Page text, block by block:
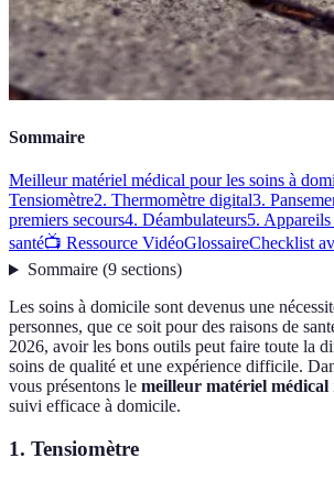
Sommaire
Meilleur matériel médical pour les soins à
Tensiomètre2. Thermomètre digital3.
premiers secours4. Déambulateurs5.
santé📺 Ressource VidéoGlossaireChecklist
Sommaire(9 sections)
Les soins à domicile sont devenus une
personnes, que ce soit pour des raisons de
2026, avoir les bons outils peut faire toute la
soins de qualité et une expérience difficile.
vous présentons le meilleur matériel médical
suivi efficace à domicile.
1. Tensiomètre